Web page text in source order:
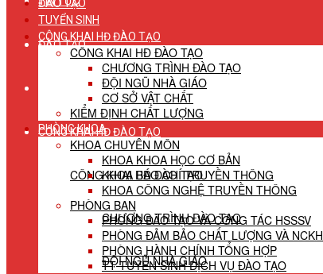
ĐÀO TẠO
TUYỂN SINH
CÔNG KHAI HĐ ĐÀO TẠO
CÔNG KHAI HĐ ĐÀO TẠO
CHƯƠNG TRÌNH ĐÀO TẠO
ĐỘI NGŨ NHÀ GIÁO
ĐÀO TẠO
TUYỂN SINH
CÔNG KHAI HĐ ĐÀO TẠO
CÔNG KHAI HĐ ĐÀO TẠO
CHƯƠNG TRÌNH ĐÀO TẠO
ĐỘI NGŨ NHÀ GIÁO
CƠ SỞ VẬT CHẤT
KIỂM ĐỊNH CHẤT LƯỢNG
PHÒNG KHOA
KHOA CHUYÊN MÔN
KHOA KHOA HỌC CƠ BẢN
KHOA BÁO CHÍ TRUYỀN THÔNG
KHOA CÔNG NGHỆ TRUYỀN THÔNG
PHÒNG BAN
PHÒNG ĐÀO TẠO VÀ CÔNG TÁC HSSSV
PHÒNG ĐẢM BẢO CHẤT LƯỢNG VÀ NCKH
PHÒNG HÀNH CHÍNH TỔNG HỢP
TT TUYỂN SINH DỊCH VỤ ĐÀO TẠO